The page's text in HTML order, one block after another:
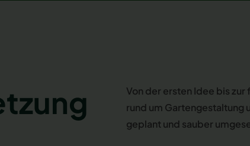
Von der ersten Idee bis
rund um Gartengestaltung
geplant und sauber